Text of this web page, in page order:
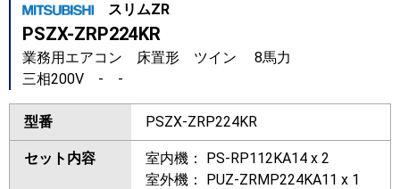
スリムZR
PSZX-ZRP224KR
業務用エアコン 床置形 ツイン 8馬力
三相200V - -
型番 PSZX-ZRP224KR
セット内容
室内機： PS-RP112KA14 x 2
室外機： PUZ-ZRMP224KA11 x 1